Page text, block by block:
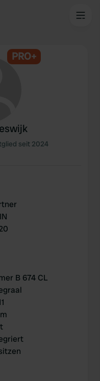
PRO+
seit 2024
B 674 CL